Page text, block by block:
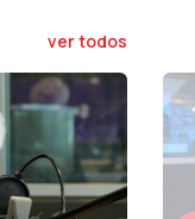
ver todos